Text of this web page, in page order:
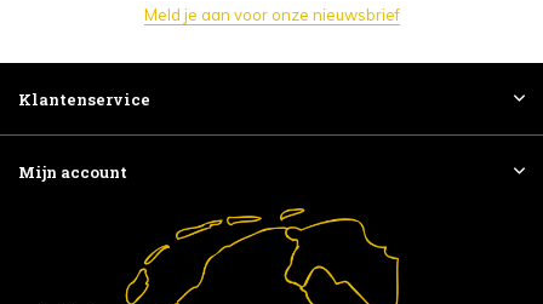
Meld je aan voor onze nieuwsbrief
Klantenservice
Mijn account